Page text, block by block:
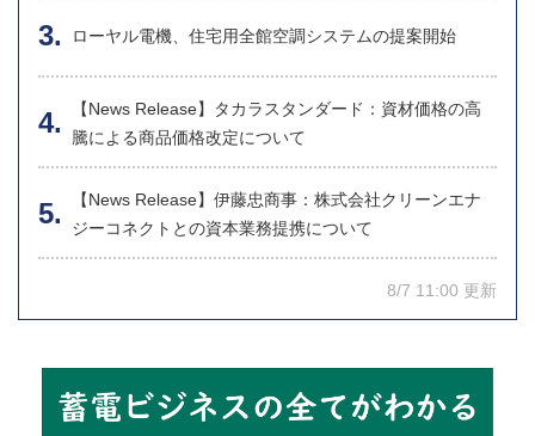
ローヤル電機、住宅用全館空調システムの提案開始
【News Release】タカラスタンダード：資材価格の高
騰による商品価格改定について
【News Release】伊藤忠商事：株式会社クリーンエナ
ジーコネクトとの資本業務提携について
8/7 11:00 更新